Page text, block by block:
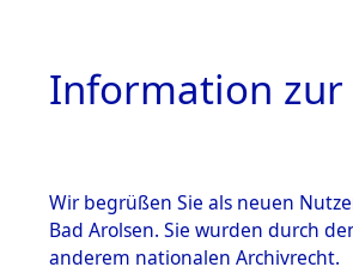
Information zur
Wir begrüßen Sie als neuen
Bad Arolsen. Sie wurden durch
anderem nationalen Archivrecht.